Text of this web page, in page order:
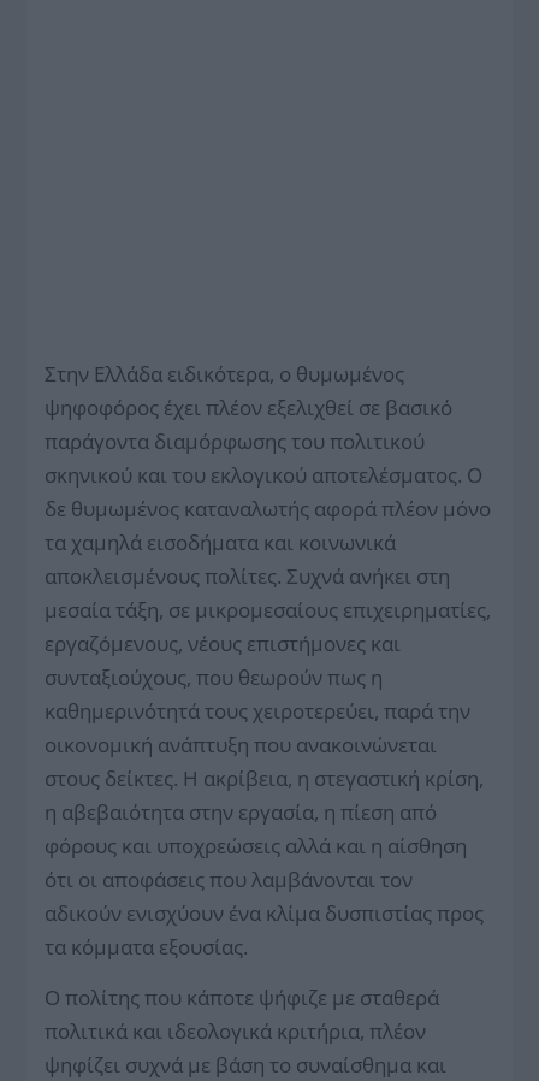
Στην Ελλάδα ειδικότερα, ο θυμωμένος
ψηφοφόρος έχει πλέον εξελιχθεί σε βασικό
παράγοντα διαμόρφωσης του πολιτικού
σκηνικού και του εκλογικού αποτελέσματος. Ο
δε θυμωμένος καταναλωτής αφορά πλέον μόνο
τα χαμηλά εισοδήματα και κοινωνικά
αποκλεισμένους πολίτες. Συχνά ανήκει στη
μεσαία τάξη, σε μικρομεσαίους επιχειρηματίες,
εργαζόμενους, νέους επιστήμονες και
συνταξιούχους, που θεωρούν πως η
καθημερινότητά τους χειροτερεύει, παρά την
οικονομική ανάπτυξη που ανακοινώνεται
στους δείκτες. Η ακρίβεια, η στεγαστική κρίση,
η αβεβαιότητα στην εργασία, η πίεση από
φόρους και υποχρεώσεις αλλά και η αίσθηση
ότι οι αποφάσεις που λαμβάνονται τον
αδικούν ενισχύουν ένα κλίμα δυσπιστίας προς
τα κόμματα εξουσίας.
Ο πολίτης που κάποτε ψήφιζε με σταθερά
πολιτικά και ιδεολογικά κριτήρια, πλέον
ψηφίζει συχνά με βάση το συναίσθημα και